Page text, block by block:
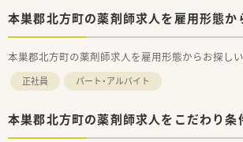
本巣郡北方町の薬剤師求人を雇用形態か
本巣郡北方町の薬剤師求人を雇用形態からお探しい
正社員 パート・アルバイト
本巣郡北方町の薬剤師求人をこだわり条